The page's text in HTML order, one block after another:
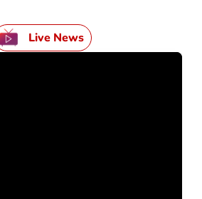
Live News